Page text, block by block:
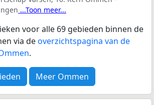
...Toon meer...
voor alle 69 gebieden binnen de
via deoverzichtspagina van de
.
Meer Ommen